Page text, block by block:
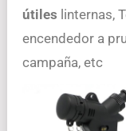
útiles linternas,
encendedor a
campaña, etc